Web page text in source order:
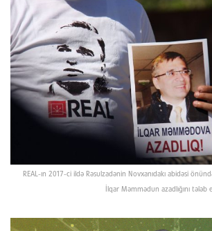
REAL-ın 2017-ci ildə Rəsulzadənin Novxanıdakı abidəsi
İlqar Məmmədun azadlığını